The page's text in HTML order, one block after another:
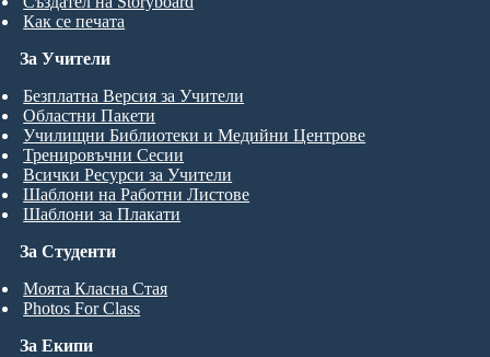
Как се печата
За Студенти
Моята Класна Стая
Photos For Class
За Учители
Безплатна Версия за Учители
Областни Пакети
Училищни Библиотеки и Медийни Центрове
Тренировъчни Сесии
Всички Ресурси за Учители
Шаблони на Работни Листове
Шаблони за Плакати
За Екипи